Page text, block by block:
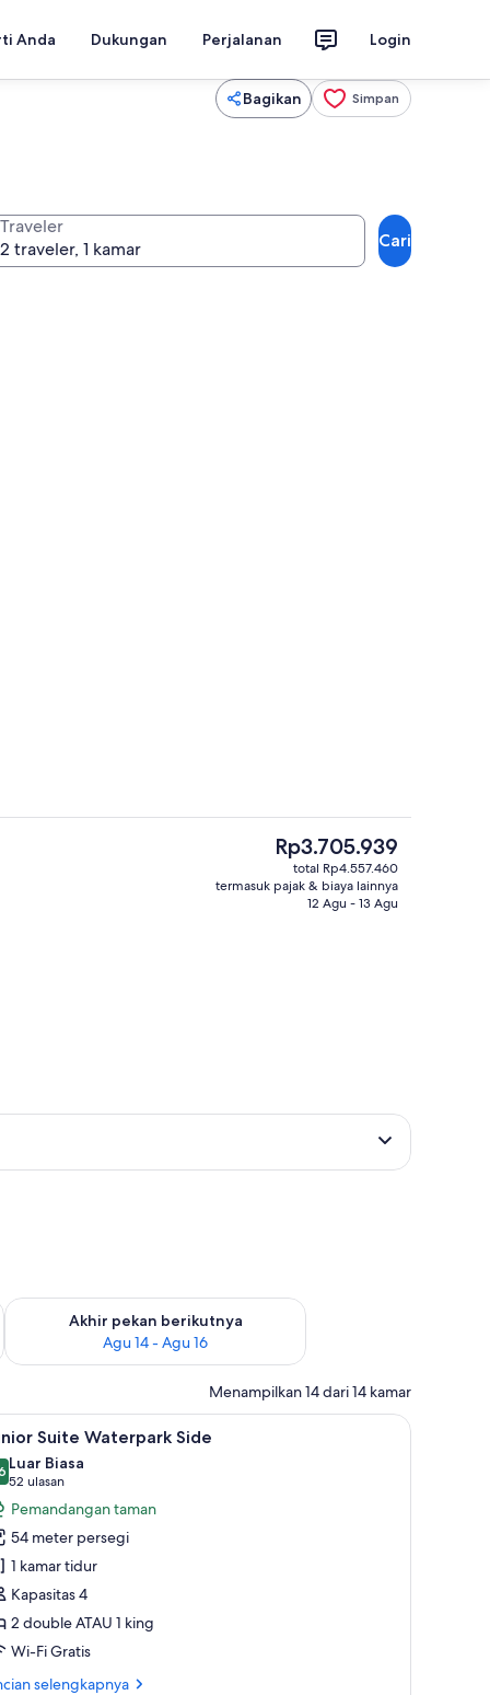
Anda Dukungan Perjalanan Login
Bagikan Simpan
Traveler
Cari
sarapan, makan malam, dan sarapan siang8 restoran; melayani sarapan,
Harga
saat
ini
Rp3.705.939
Rp3.705.939
total Rp4.557.460
termasuk pajak & biaya lainnya
12 Agu - 13 Agu
Agu 7 - Agu 9
Akhir pekan berikutnya
Agu 14 - Agu 16
Periksa ketersediaan untuk akhir pekan berikutnya Agu 14 -
Menampilkan 14 dari 14 kamar
patio Seprai premium, minibar gratis, brankas, dan
5 Suite Waterpark Side
dari 10
Luar Biasa
52 ulasan
(52
ulasan)
Pemandangan taman
54 meter persegi
1 kamar tidur
Kapasitas 4
2 double ATAU 1 king
Wi-Fi Gratis
selengkapnya